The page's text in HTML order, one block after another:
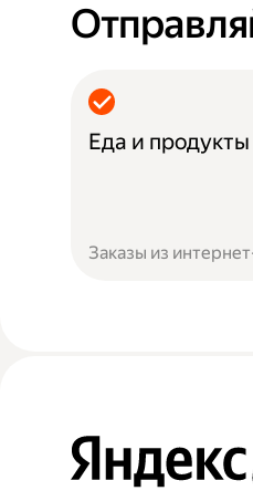
Еда и продукты
Заказы из